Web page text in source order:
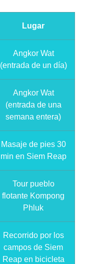
Lugar
Angkor Wat
(entrada de un día)
Angkor Wat
(entrada de una
semana entera)
Masaje de pies 30
min en Siem Reap
Tour pueblo
flotante Kompong
Phluk
Recorrido por los
campos de Siem
Reap en bicicleta